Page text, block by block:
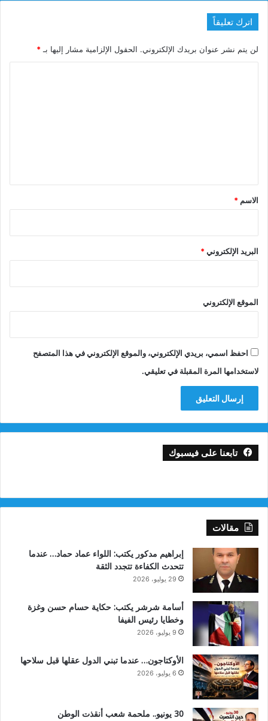
اترك تعليقاً
لن يتم نشر عنوان بريدك الإلكتروني. الحقول الإلزامية مشار إليها بـ*
*
الاسم *
البريد الإلكتروني*
الموقع الإلكتروني
احفظ اسمي، بريدي الإلكتروني، والموقع الإلكتروني في هذا المتصفح
لاستخدامها المرة المقبلة في تعليقي.
تابعنا على فيسبوك
مقالات
إبراهيم مدكور يكتب: اللواء عماد حماد… عندما
تتحدث الكفاءة تتجدد الثقة
29 يوليو، 2026
أسامة شرشر يكتب: حكاية حسام حسن وغزة
وخطايا رئيس الفيفا
9 يوليو، 2026
الأوكتاجون… عندما تبني الدول عقلها قبل سلاحها
6 يوليو، 2026
30 يونيو.. ملحمة شعب أنقذت الوطن